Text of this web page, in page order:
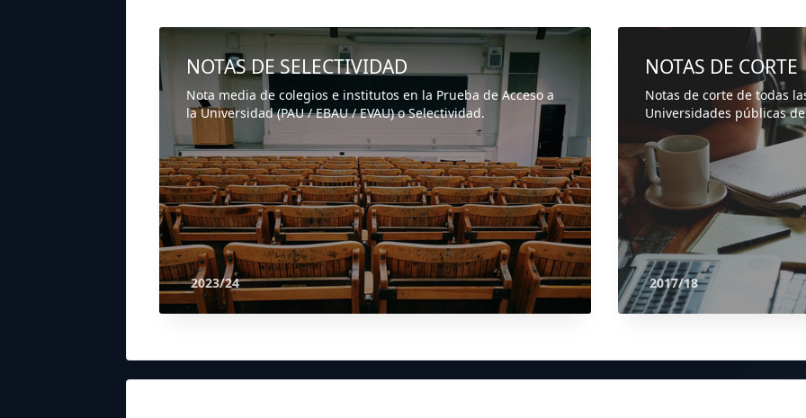
NOTAS DE SELECTIVIDAD
Nota media de colegios e institutos en la Prueba de Acceso a
la Universidad (PAU / EBAU / EVAU) o Selectividad.
2023/24
NOTAS DE CORTE
Notas de corte de todas
Universidades públicas
2017/18